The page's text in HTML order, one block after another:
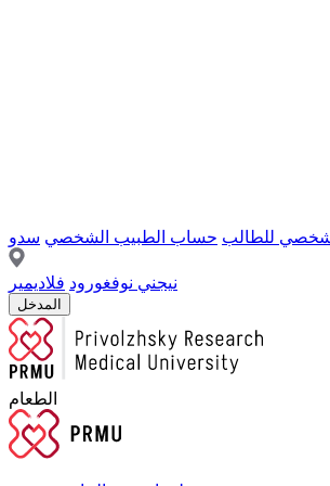
للطالب حساب الطبيب الشخصي سدو
نيجني نوفغورود فلاديمير
المدخل
الطعام